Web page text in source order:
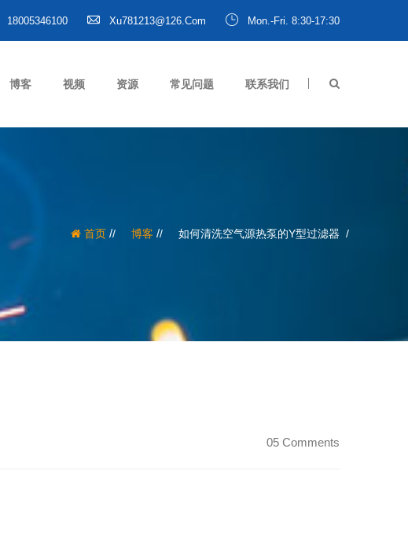
18005346100 Xu781213@126.com Mon.-Fri. 8:30-17:30
博客 视频 资源 常见问题 联系我们
首页 / 博客 / 如何清洗空气源热泵的Y型过滤器
05 Comments